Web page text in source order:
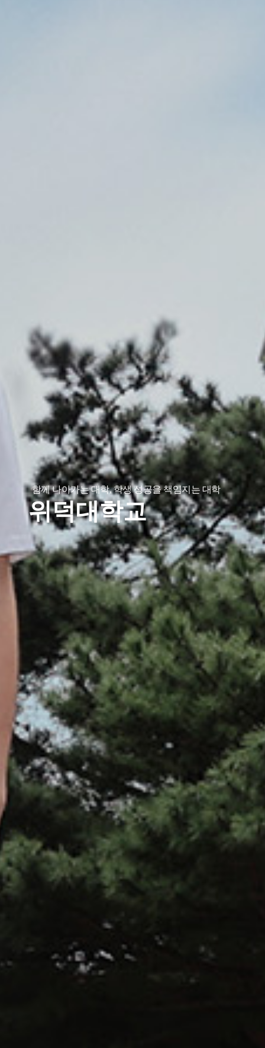
함께 나아가는 대학, 학생 성공을 책임지는 대학
위덕대학교